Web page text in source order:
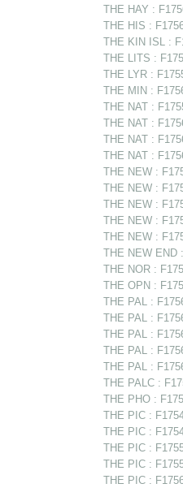
THE HAY :
THE HIS :
THE KIN ISL :
THE LITS :
THE LYR :
THE MIN :
THE NAT :
THE NAT :
THE NAT :
THE NAT :
THE NEW :
THE NEW :
THE NEW :
THE NEW :
THE NEW :
THE NEW END
THE NOR :
THE OPN :
THE PAL :
THE PAL :
THE PAL :
THE PAL :
THE PAL :
THE PALC :
THE PHO :
THE PIC :
THE PIC :
THE PIC :
THE PIC :
THE PIC :